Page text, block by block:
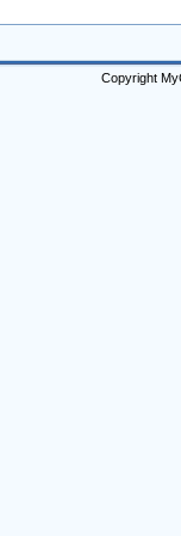
Copyright